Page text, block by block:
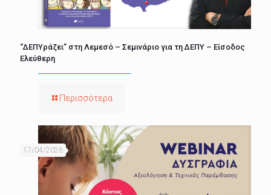
“ΔΕΠΥράζει” στη Λεμεσό – Σεμινάριο για τη ΔΕΠΥ – Είσοδος
Ελεύθερη
Περισσότερα
17/04/2026